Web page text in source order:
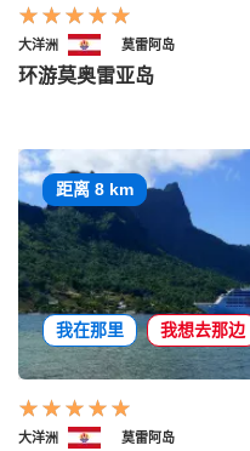
大洋洲 莫雷阿岛
环游莫奥雷亚岛
距离 8 km
我在那里 我想去那边
大洋洲 莫雷阿岛